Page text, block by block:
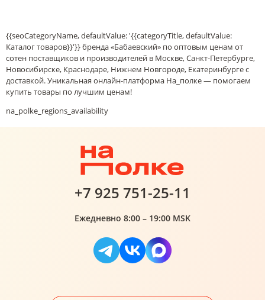
{{seoCategoryName, defaultValue: '{{categoryTitle, defaultValue:
Каталог товаров}}'}} бренда «Бабаевский» по оптовым ценам от
сотен поставщиков и производителей в Москве, Санкт-Петербурге,
Новосибирске, Краснодаре, Нижнем Новгороде, Екатеринбурге с
доставкой. Уникальная онлайн-платформа На_полке — помогаем
купить товары по лучшим ценам!
na_polke_regions_availability
+7 925 751-25-11
Ежедневно 8:00 – 19:00 MSK